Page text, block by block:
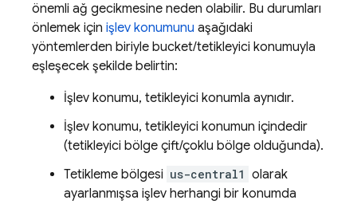
önemli ağ gecikmesine neden olabilir. Bu durumları
önlemek için işlev konumunu aşağıdaki
yöntemlerden biriyle bucket/tetikleyici konumuyla
eşleşecek şekilde belirtin:
İşlev konumu, tetikleyici konumla aynıdır.
İşlev konumu, tetikleyici konumun içindedir
(tetikleyici bölge çift/çoklu bölge olduğunda).
Tetikleme bölgesi us-central1 olarak
ayarlanmışsa işlev herhangi bir konumda